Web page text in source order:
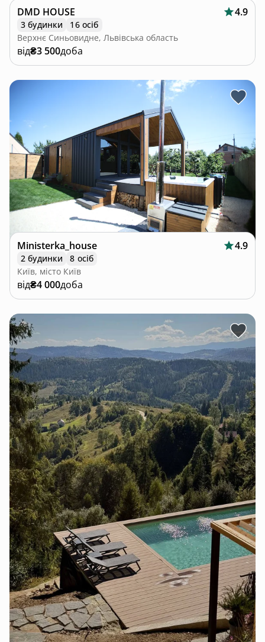
DMD HOUSE 4.9
3 будинки
16 осіб
Верхнє Синьовидне, Львівська область
від₴3 500доба
Ministerka_house 4.9
2 будинки
8 осіб
Київ, місто Київ
від₴4 000доба